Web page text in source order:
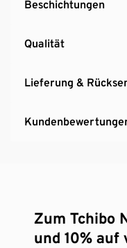
Beschichtungen
Qualität
Lieferung &
Zum Tchibo
und 10% auf